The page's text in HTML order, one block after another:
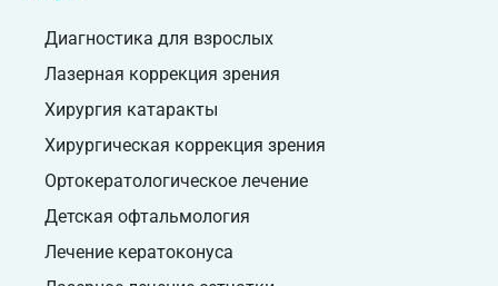
Диагностика для взрослых
Лазерная коррекция зрения
Хирургия катаракты
Хирургическая коррекция зрения
Ортокератологическое лечение
Детская офтальмология
Лечение кератоконуса